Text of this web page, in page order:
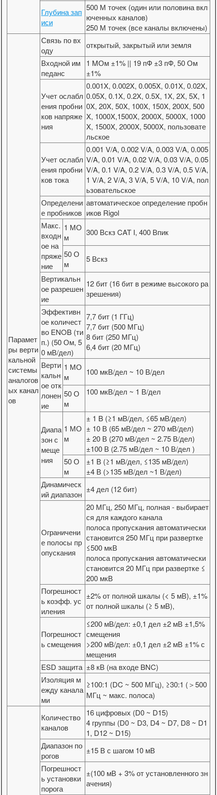
Глубина зап
иси
500 М точек (один или половина вкл
юченных каналов)
250 М точек (все каналы включены)
Парамет
ры верти
кальной
системы
аналогов
ых канал
ов
Связь по вх
оду
открытый, закрытый или земля
Входной им
педанс
1 MОм ±1% || 19 пФ ±3 пФ, 50 Ом
±1%
Учет ослабл
ения пробни
ков напряже
ния
0.001X, 0.002X, 0.005X, 0.01X, 0.02X,
0.05X, 0.1X, 0.2X, 0.5X, 1X, 2X, 5X, 1
0X, 20X, 50X, 100X, 150X, 200X, 500
X, 1000X,1500X, 2000X, 5000X, 1000
X, 1500X, 2000X, 5000X, пользовате
льское
Учет ослабл
ения пробни
ков тока
0.001 V/A, 0.002 V/A, 0.003 V/A, 0.005
V/A, 0.01 V/A, 0.02 V/A, 0.03 V/A, 0.05
V/A, 0.1 V/A, 0.2 V/A, 0.3 V/A, 0.5 V/A,
1 V/A, 2 V/A, 3 V/A, 5 V/A, 10 V/A, пол
ьзовательское
Определени
е пробников
автоматическое определение пробн
иков Rigol
Макс.
входн
ое на
пряже
ние
1 МО
м
300 Вскз CAT I, 400 Впик
50 О
м
5 Вскз
Вертикальн
ое разрешен
ие
12 бит (16 бит в режиме высокого ра
зрешения)
Эффективн
ое количест
во ENOB (ти
п.) (50 Ом, 5
0 мВ/дел)
7,7 бит (1 ГГц)
7,7 бит (500 МГц)
8 бит (250 МГц)
6,4 бит (20 МГц)
Верти
кальн
ое отк
лонен
ие
1 МО
м
100 мкВ/дел ~ 10 В/дел
50 О
м
100 мкВ/дел ~ 1 В/дел
Диапа
зон с
меще
ния
1 МО
м
± 1 B (≥1 мВ/дел, ≤65 мВ/дел)
± 10 В (65 мВ/дел ~ 270 мВ/дел)
± 20 В (270 мВ/дел ~ 2.75 В/дел)
±100 В (2.75 мВ/дел ~ 10 В/дел )
50 О
м
±1 В (≥1 мВ/дел, ≤135 мВ/дел)
±4 В (>135 мВ/дел ~1 В/дел)
Динамическ
ий диапазон
±4 дел (12 бит)
Ограничени
е полосы пр
опускания
20 МГц, 250 МГц, полная - выбирает
ся для каждого канала
полоса пропускания автоматически
становится 250 МГц при развертке
≤500 мкВ
полоса пропускания автоматически
становится 20 МГц при развертке ≤
200 мкВ
Погрешност
ь коэфф. ус
иления
±2% от полной шкалы (< 5 мВ), ±1%
от полной шкалы (≥ 5 мВ),
Погрешност
ь смещения
≤200 мВ/дел: ±0,1 дел ±2 мВ ±1,5%
смещения
>200 мВ/дел: ±0,1 дел ±2 мВ ±1% с
мещения
ESD защита ±8 кВ (на входе BNC)
Изоляция м
ежду канала
ми
≥100:1 (DC ~ 500 МГц), ≥30:1 (＞500
МГц ~ макс. полоса)
Количество
каналов
16 цифровых (D0 ~ D15)
4 группы (D0 ~ D3, D4 ~ D7, D8 ~ D1
1, D12 ~ D15)
Диапазон по
рогов
±15 В с шагом 10 мВ
Погрешност
ь установки
порога
±(100 мВ + 3% от установленного зн
ачения)